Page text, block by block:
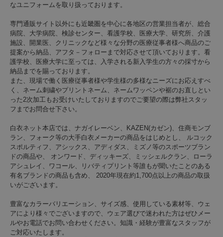
なユニフォームを取り扱っております。
専門通販サイト以外にも近畿圏を中心に各地区の営業担当者が、総合
病院、大学病院、検診センター、看護学校、医療大学、研究所、介護
施設、開業医、クリニックなど様々な分野の医療従事者様へ商品のご
提案から納品、アフタ－フォローまで対応させて頂いております。看
護学校、医療大学に至っては、入学される新入学生の方々の採寸から
納品までを賜っております。
また、現場で働く医療従事者様や学生様の多様なニーズにお応えすべ
く、ネーム刺繍やプリントネーム、ネームワッペンや裾のお直しとい
った2次加工もお受けいたしておりますのでご要望の際は弊社スタッ
フまでお問合せ下さい。
白衣ネット本店では、ナガイレーベン、KAZEN(カゼン)、住商モンブ
ラン、フォーク等の大手白衣メーカーの商品をはじめとし、 ルコック
スポルティフ、アシックス、アディダス、ミズノ等のスポーツブラン
ドの商品や、 オンワード、ディッキーズ、ミッシェルクラン、ローラ
アシュレイ、ワコール、リバティプリント等誰もが聞いたことのある
有名ブランドの商品も含め、 2020年現在約1,700点以上の商品の取扱
いがございます。
豊富なカラーバリエーション、サイズ感、使用している素材等、ウェ
アにより様々でございますので、ウェア選びで迷われた方はぜひメー
ルやお電話でお問い合わせください。知識・経験が豊富なスタッフが
ご対応いたします。